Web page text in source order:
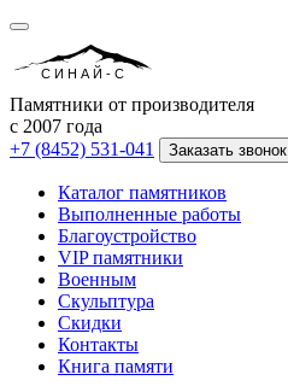
СИНАЙ-С
Памятники от производителя
с 2007 года
+7 (8452) 531-041
Заказать звонок
Каталог памятников
Выполненные работы
Благоустройство
VIP памятники
Военным
Скульптура
Скидки
Контакты
Книга памяти